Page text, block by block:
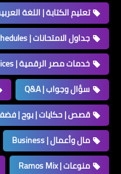
تعليم الكتابة | اللغة
جداول الامتحانات | Exam Schedules
خدمات مصر الرقمية | Egypt Digital Services
سؤال وجواب | Q&A
قصص | حكايات | بوح |
مال وأعمال | Business
منوعات | Ramos Mix